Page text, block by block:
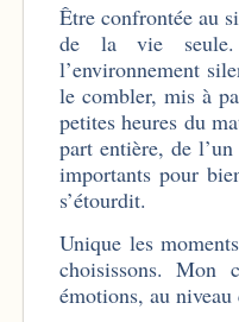
Être confrontée au
de la vie
l’environnement
le combler, mis à
petites heures du
part entière, de
importants pour
s’étourdit.
Unique les
choisissons. Mon
émotions, au niveau